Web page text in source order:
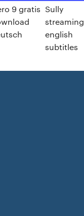
9 gratis Sully
streaming
english
subtitles